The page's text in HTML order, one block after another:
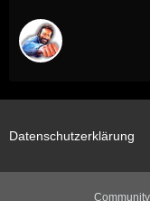
Datenschutzerklärung